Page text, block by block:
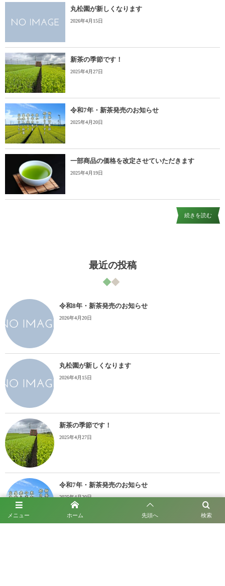
丸松園が新しくなります
2026年4月15日
新茶の季節です！
2025年4月27日
令和7年・新茶発売のお知らせ
2025年4月20日
一部商品の価格を改定させていただきます
2025年4月19日
続きを読む
最近の投稿
令和8年・新茶発売のお知らせ
2026年4月20日
丸松園が新しくなります
2026年4月15日
新茶の季節です！
2025年4月27日
令和7年・新茶発売のお知らせ
2025年4月20日
メニュー 検索
ホーム 先頭へ